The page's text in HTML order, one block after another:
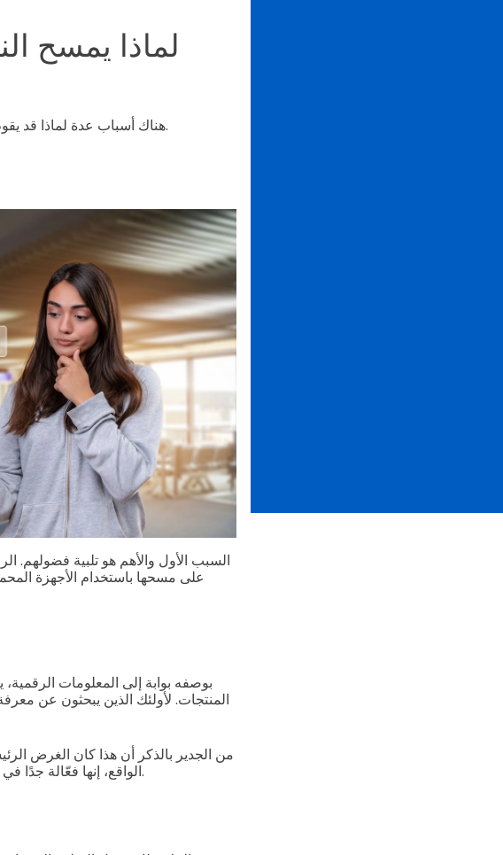
لماذا يمسح
هناك أسباب عدة لماذا قد يقوم شخص بمسح رموز الاستجابة السريعة، خصوصاً مع انتشارها الواسع اليوم.
السبب الأول والأهم هو تلبية فضولهم.
على مسحها باستخدام الأجهزة
بوصفه بوابة إلى المعلومات
المنتجات. لأولئك الذين يبحثون عن
من الجدير بالذكر أن هذا كان الغرض
الواقع، إنها فعّالة جدًافي 2027.